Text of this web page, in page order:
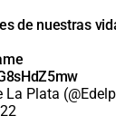
de nuestras
Plata